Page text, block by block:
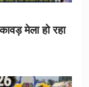
मेला हो रहा